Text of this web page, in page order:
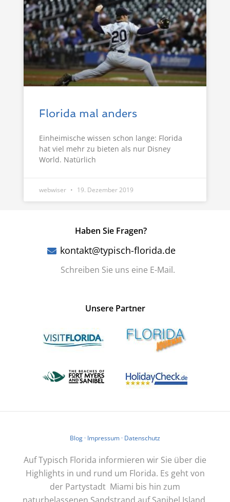
Florida mal anders
Einheimische wissen schon lange: Florida
hat viel mehr zu bieten als nur Disney
World. Natürlich
webwiser 19. Dezember 2019
Haben Sie Fragen?
kontakt@typisch-florida.de
Schreiben Sie uns eine E-Mail.
Unsere Partner
Blog · Impressum · Datenschutz
Auf Typisch Florida informieren wir Sie über die
Highlights in und rund um Florida. Es geht von
der Partystadt Miami bis hin zum